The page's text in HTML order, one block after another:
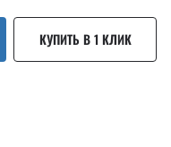
КУПИТЬ В 1 КЛИК